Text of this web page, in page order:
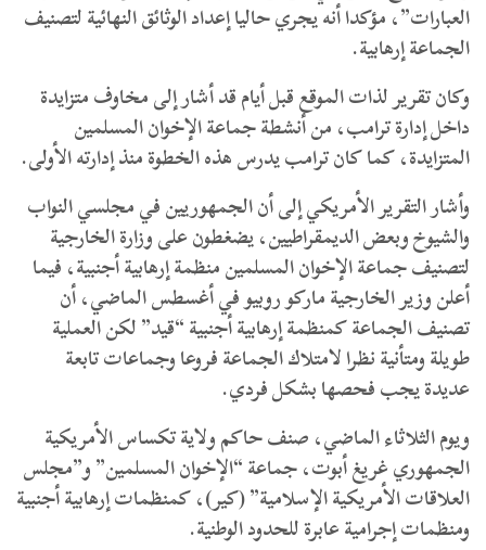
العبارات”، مؤكدا أنه يجري حاليا إعداد الوثائق النهائية لتصنيف
الجماعة إرهابية.
وكان تقرير لذات الموقع قبل أيام قد أشار إلى مخاوف متزايدة
داخل إدارة ترامب، من أنشطة جماعة الإخوان المسلمين
المتزايدة، كما كان ترامب يدرس هذه الخطوة منذ إدارته الأولى.
وأشار التقرير الأمريكي إلى أن الجمهوريين في مجلسي النواب
والشيوخ وبعض الديمقراطيين، يضغطون على وزارة الخارجية
لتصنيف جماعة الإخوان المسلمين منظمة إرهابية أجنبية، فيما
أعلن وزير الخارجية ماركو روبيو في أغسطس الماضي، أن
تصنيف الجماعة كمنظمة إرهابية أجنبية “قيد” لكن العملية
طويلة ومتأنية نظرا لامتلاك الجماعة فروعا وجماعات تابعة
عديدة يجب فحصها بشكل فردي.
ويوم الثلاثاء الماضي، صنف حاكم ولاية تكساس الأمريكية
الجمهوري غريغ أبوت، جماعة “الإخوان المسلمين” و”مجلس
العلاقات الأمريكية الإسلامية” (كير)، كمنظمات إرهابية أجنبية
ومنظمات إجرامية عابرة للحدود الوطنية.